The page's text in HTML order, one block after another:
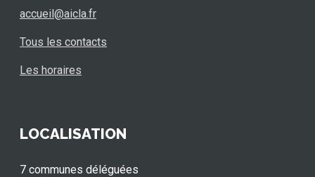
accueil@aicla.fr
Tous les contacts
Les horaires
LOCALISATION
7 communes déléguées